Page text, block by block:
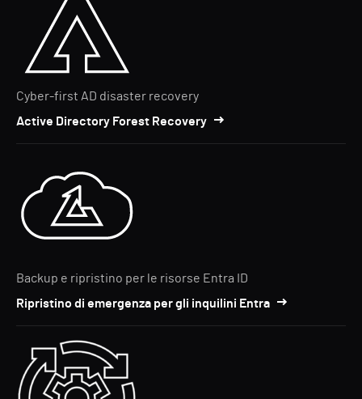
Cyber-first AD disaster recovery
Active Directory Forest Recovery
Backup e ripristino per le risorse Entra ID
Ripristino di emergenza per gli inquilini Entra